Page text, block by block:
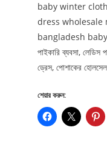
baby winter
dress wholesale
bangladesh baby
পাইকারি ব্যবসা, লেডিস
ড্রেস, পোশাকের হোলসেল
শেয়ার করুন: